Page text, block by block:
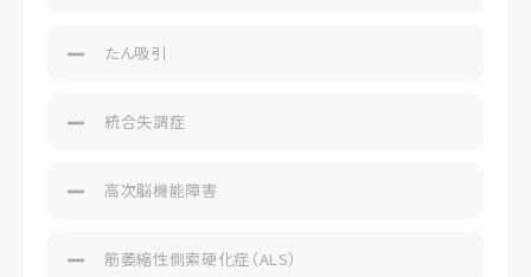
たん吸引
統合失調症
高次脳機能障害
筋萎縮性側索硬化症（ALS）